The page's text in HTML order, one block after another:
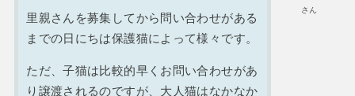
さん
里親さんを募集してから問い合わせがある
までの日にちは保護猫によって様々です。
ただ、子猫は比較的早くお問い合わせがあ
り譲渡されるのですが、大人猫はなかなか